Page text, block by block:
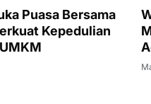
Puasa Bersama
Kepedulian